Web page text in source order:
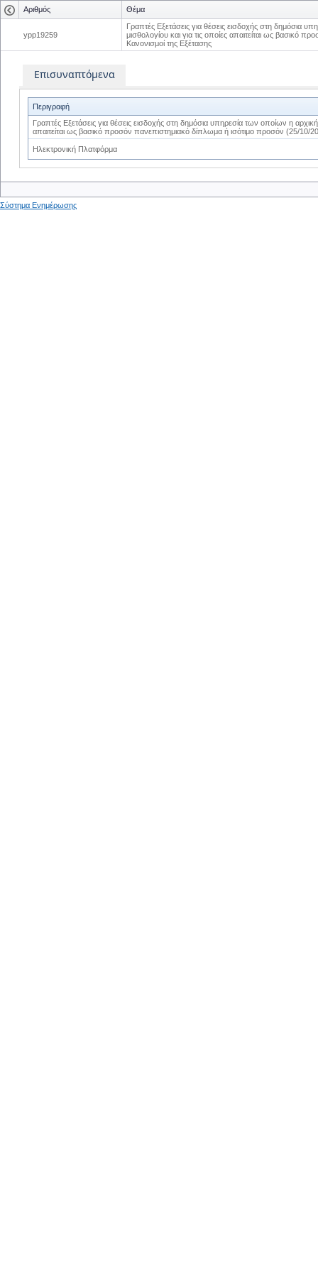
Αριθμός Θέμα
ypp19259
Γραπτές Εξετάσεις για θέσεις εισδοχής στη δημόσια
μισθολογίου και για τις οποίες απαιτείται ως
Κανονισμοί της Εξέτασης
Επισυναπτόμενα
Περιγραφή
Γραπτές Εξετάσεις για θέσεις εισδοχής στη δημόσια υπηρεσία των οποίων η
απαιτείται ως βασικό προσόν πανεπιστημιακό δίπλωμα ή ισότιμο προσόν (25/10/
Ηλεκτρονική Πλατφόρμα
Σύστημα Ενημέρωσης